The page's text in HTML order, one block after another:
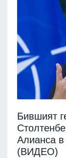
Бившият
Алианса
(ВИДЕО)